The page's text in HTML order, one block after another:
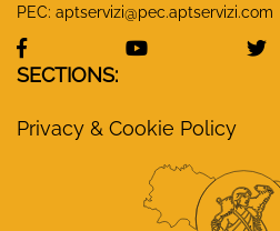
PEC: aptservizi@pec.aptservizi.com
visit Monasteri Emilia-
visit
SECTIONS:
Privacy & Cookie Policy